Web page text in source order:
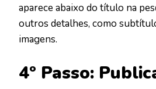
aparece abaixo do título na
outros detalhes, como
imagens.
4º Passo: